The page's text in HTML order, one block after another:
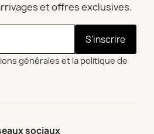
et offres exclusives.
S'inscrire
générales et la politique de
sociaux